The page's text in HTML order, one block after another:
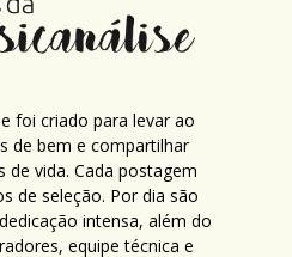
foi criado para levar ao
de bem e compartilhar
de vida. Cada postagem
de seleção. Por dia são
intensa, além do
equipe técnica e